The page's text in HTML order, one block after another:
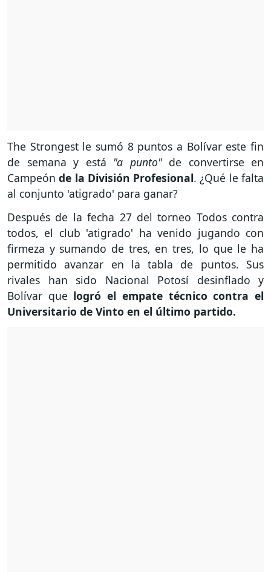
The Strongest le sumó 8 puntos a Bolívar este fin
de semana y está "a punto"de convertirse en
Campeónde la División Profesional. ¿Qué le falta
al conjunto 'atigrado' para ganar?
Después de la fecha 27 del torneo Todos contra
todos, el club 'atigrado' ha venido jugando con
firmeza y sumando de tres, en tres, lo que le ha
permitido avanzar en la tabla de puntos. Sus
rivales han sido Nacional Potosí desinflado y
Bolívar que logró el empate técnico contra el
Universitario de Vinto en el último partido.